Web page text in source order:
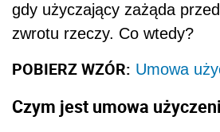
gdy użyczający zażąda
zwrotu rzeczy. Co wtedy?
POBIERZ WZÓR: Umowa
Czym jest umowa